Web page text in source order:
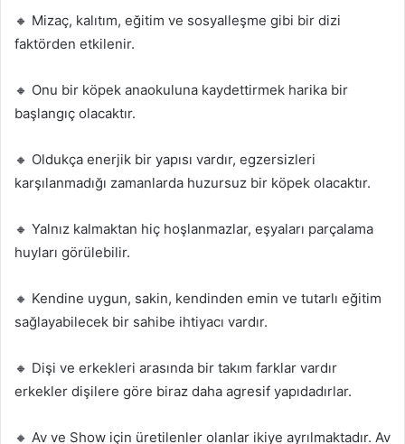
🔸 Mizaç, kalıtım, eğitim ve sosyalleşme gibi bir dizi
faktörden etkilenir.
🔸 Onu bir köpek anaokuluna kaydettirmek harika bir
başlangıç olacaktır.
🔸 Oldukça enerjik bir yapısı vardır, egzersizleri
karşılanmadığı zamanlarda huzursuz bir köpek olacaktır.
🔸 Yalnız kalmaktan hiç hoşlanmazlar, eşyaları parçalama
huyları görülebilir.
🔸 Kendine uygun, sakin, kendinden emin ve tutarlı eğitim
sağlayabilecek bir sahibe ihtiyacı vardır.
🔸 Dişi ve erkekleri arasında bir takım farklar vardır
erkekler dişilere göre biraz daha agresif yapıdadırlar.
🔸 Av ve Show için üretilenler olanlar ikiye ayrılmaktadır. Av